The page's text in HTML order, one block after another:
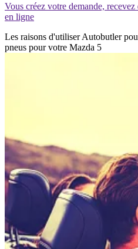
Vous créez votre demande,
en ligne
Les raisons d'utiliser Autobutler
pneus pour votre Mazda 5